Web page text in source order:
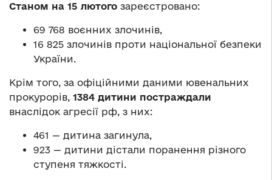
Станом на 15 лютого зареєстровано:
69 768 воєнних злочинів,
16 825 злочинів проти національної безпеки
України.
Крім того, за офіційними даними ювенальних
прокурорів, 1384 дитини постраждали
внаслідок агресії рф, з них:
461 — дитина загинула,
923 — дитини дістали поранення різного
ступеня тяжкості.